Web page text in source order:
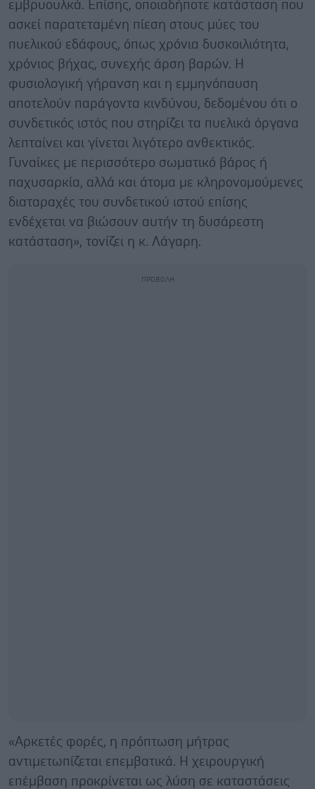
εμβρυουλκά. Επίσης, οποιαδήποτε κατάσταση που
ασκεί παρατεταμένη πίεση στους μύες του
πυελικού εδάφους, όπως χρόνια δυσκοιλιότητα,
χρόνιος βήχας, συνεχής άρση βαρών. Η
φυσιολογική γήρανση και η εμμηνόπαυση
αποτελούν παράγοντα κινδύνου, δεδομένου ότι ο
συνδετικός ιστός που στηρίζει τα πυελικά όργανα
λεπταίνει και γίνεται λιγότερο ανθεκτικός.
Γυναίκες με περισσότερο σωματικό βάρος ή
παχυσαρκία, αλλά και άτομα με κληρονομούμενες
διαταραχές του συνδετικού ιστού επίσης
ενδέχεται να βιώσουν αυτήν τη δυσάρεστη
κατάσταση», τονίζει η κ. Λάγαρη.
«Αρκετές φορές, η πρόπτωση μήτρας
αντιμετωπίζεται επεμβατικά. Η χειρουργική
επέμβαση προκρίνεται ως λύση σε καταστάσεις